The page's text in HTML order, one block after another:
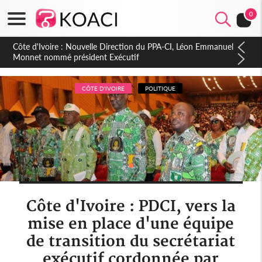
0
Côte d'Ivoire : Célébration des 66 ans d'Indépendance, un
Appel à l'Unité et au Développement dans le Gbôklè
CÔTE D'IVOIRE POLITIQUE
Côte d'Ivoire : PDCI, vers la
mise en place d'une équipe
de transition du secrétariat